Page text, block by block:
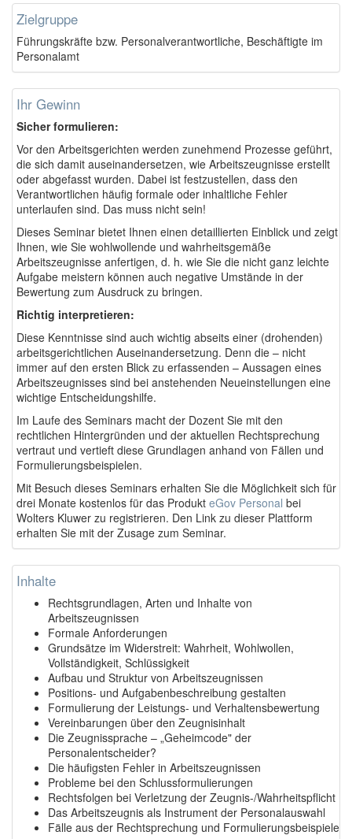
Zielgruppe
Führungskräfte bzw. Personalverantwortliche, Beschäftigte im
Personalamt
Ihr Gewinn
Sicher formulieren:
Vor den Arbeitsgerichten werden zunehmend Prozesse geführt,
die sich damit auseinandersetzen, wie Arbeitszeugnisse erstellt
oder abgefasst wurden. Dabei ist festzustellen, dass den
Verantwortlichen häufig formale oder inhaltliche Fehler
unterlaufen sind. Das muss nicht sein!
Dieses Seminar bietet Ihnen einen detaillierten Einblick und zeigt
Ihnen, wie Sie wohlwollende und wahrheitsgemäße
Arbeitszeugnisse anfertigen, d. h. wie Sie die nicht ganz leichte
Aufgabe meistern können auch negative Umstände in der
Bewertung zum Ausdruck zu bringen.
Richtig interpretieren:
Diese Kenntnisse sind auch wichtig abseits einer (drohenden)
arbeitsgerichtlichen Auseinandersetzung. Denn die – nicht
immer auf den ersten Blick zu erfassenden – Aussagen eines
Arbeitszeugnisses sind bei anstehenden Neueinstellungen eine
wichtige Entscheidungshilfe.
Im Laufe des Seminars macht der Dozent Sie mit den
rechtlichen Hintergründen und der aktuellen Rechtsprechung
vertraut und vertieft diese Grundlagen anhand von Fällen und
Formulierungsbeispielen.
Mit Besuch dieses Seminars erhalten Sie die Möglichkeit sich für
drei Monate kostenlos für das Produkt eGov Personal bei
Wolters Kluwer zu registrieren. Den Link zu dieser Plattform
erhalten Sie mit der Zusage zum Seminar.
Inhalte
Rechtsgrundlagen, Arten und Inhalte von
Arbeitszeugnissen
Formale Anforderungen
Grundsätze im Widerstreit: Wahrheit, Wohlwollen,
Vollständigkeit, Schlüssigkeit
Aufbau und Struktur von Arbeitszeugnissen
Positions- und Aufgabenbeschreibung gestalten
Formulierung der Leistungs- und Verhaltensbewertung
Vereinbarungen über den Zeugnisinhalt
Die Zeugnissprache – „Geheimcode" der
Personalentscheider?
Die häufigsten Fehler in Arbeitszeugnissen
Probleme bei den Schlussformulierungen
Rechtsfolgen bei Verletzung der Zeugnis-/Wahrheitspflicht
Das Arbeitszeugnis als Instrument der Personalauswahl
Fälle aus der Rechtsprechung und Formulierungsbeispiele